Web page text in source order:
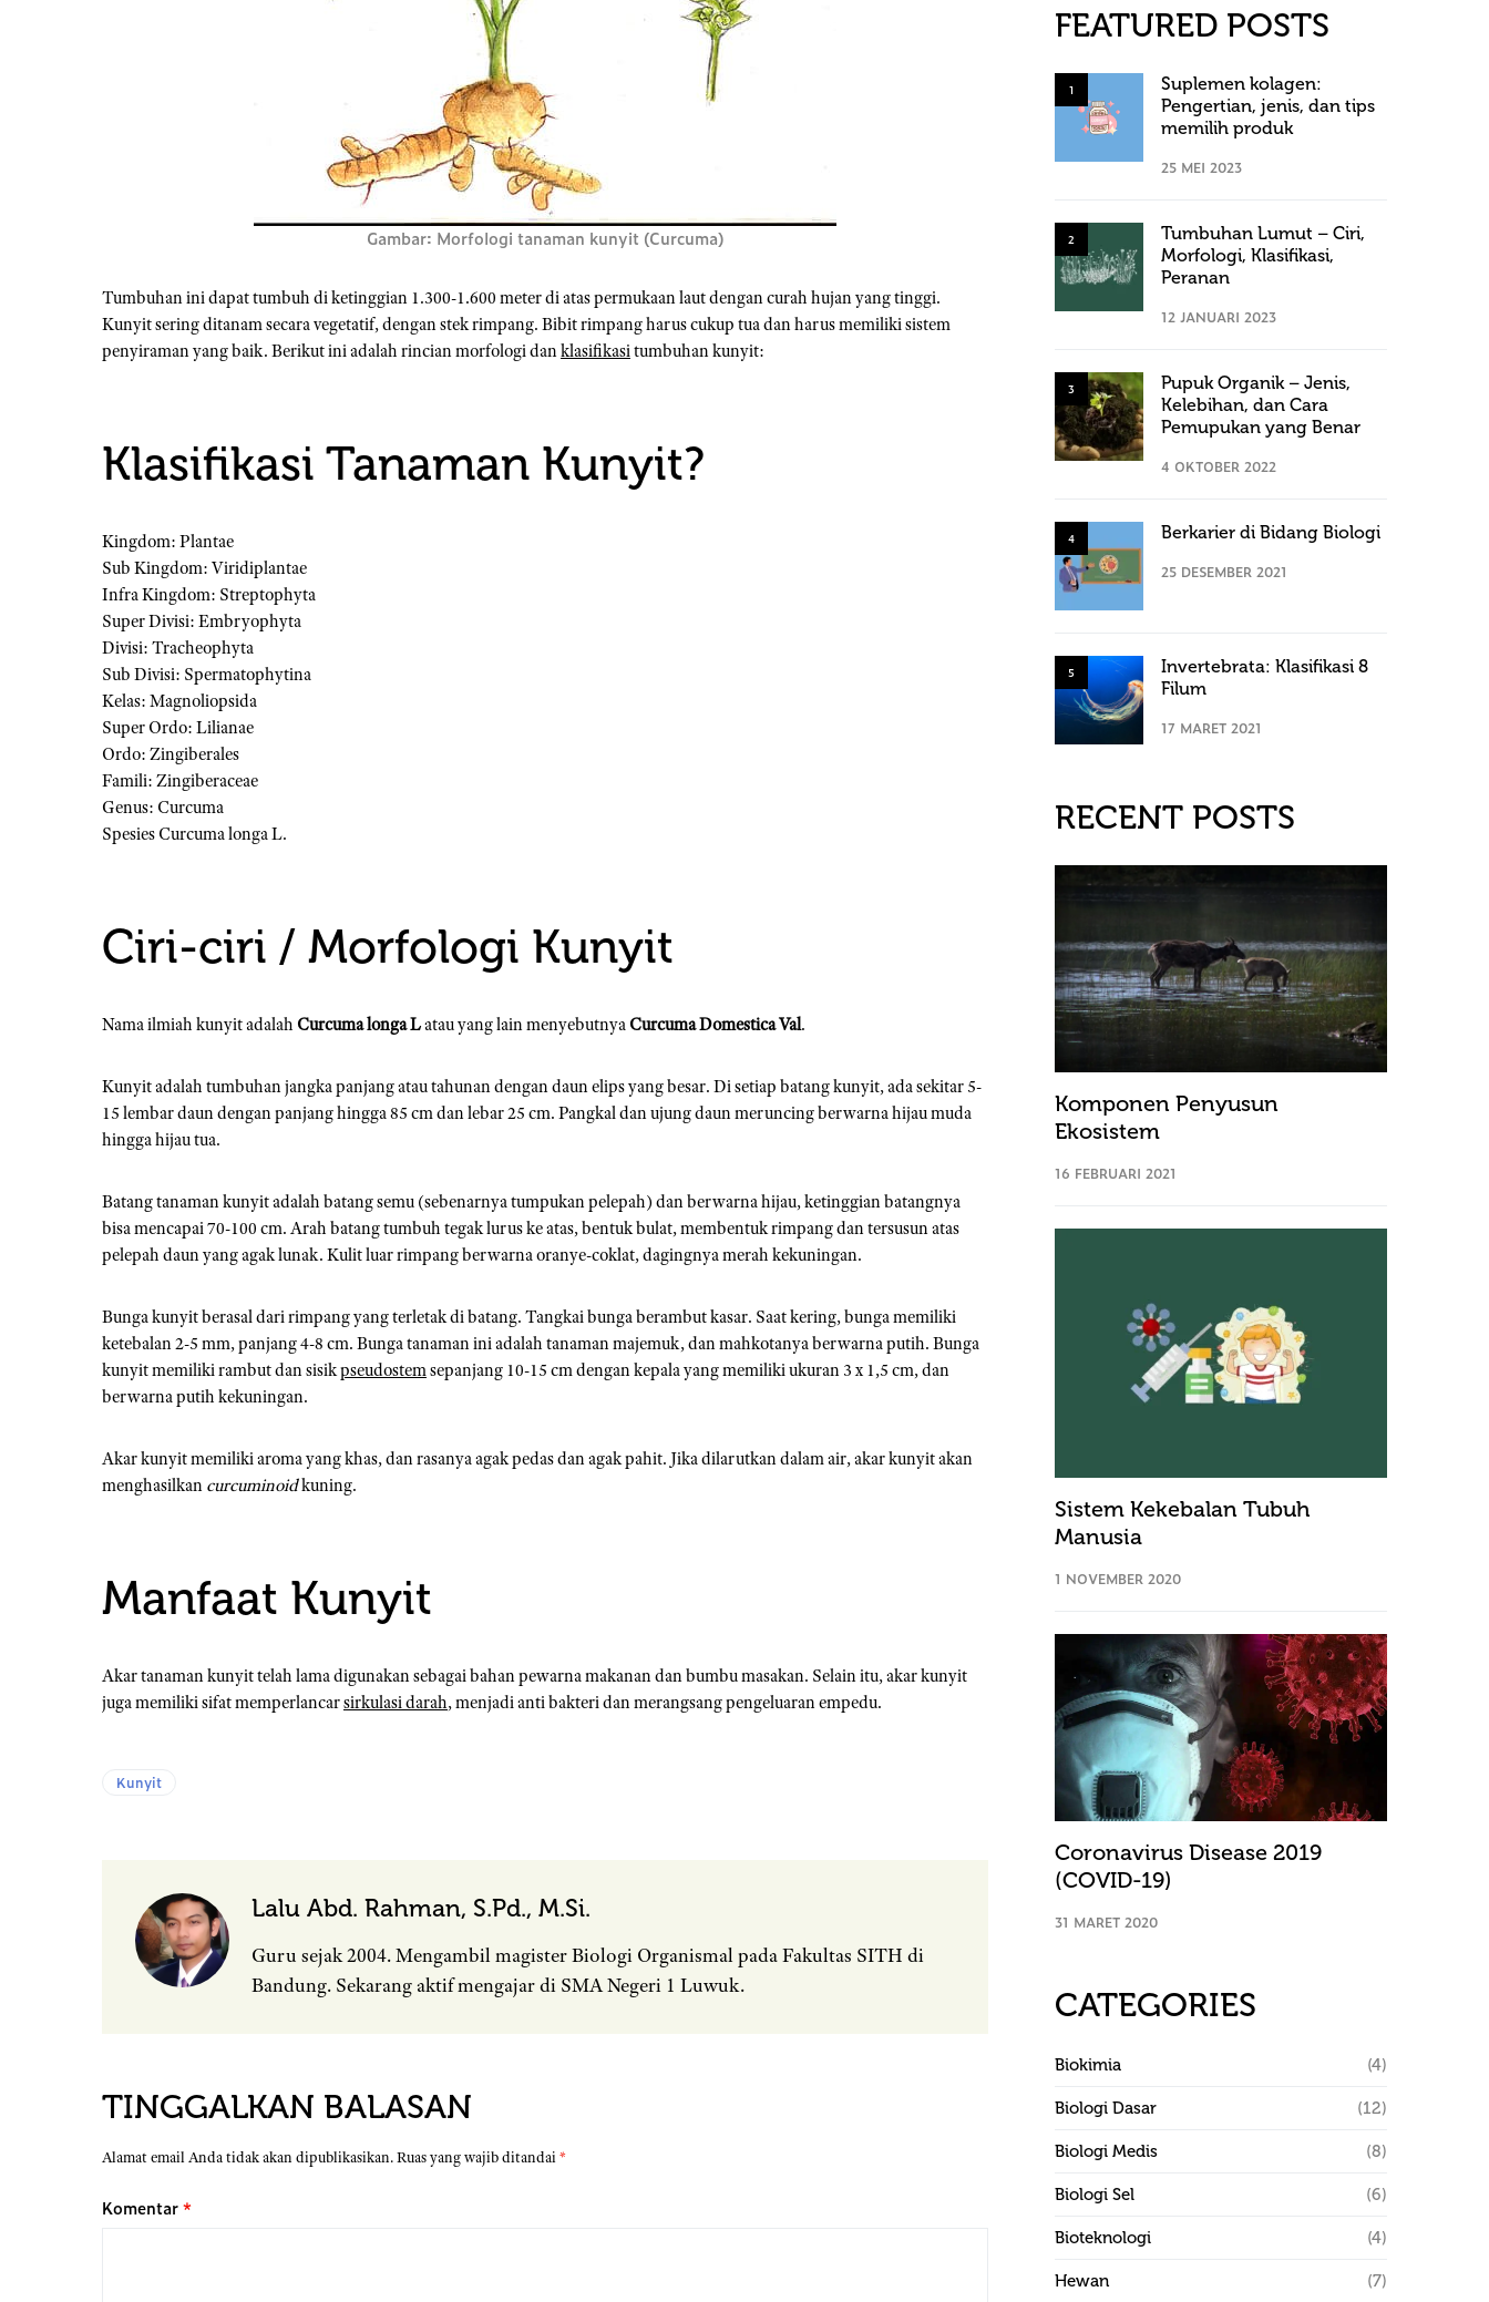
Gambar: Morfologi tanaman kunyit (Curcuma)
Tumbuhan ini dapat tumbuh di ketinggian 1.300-1.600 meter di atas permukaan laut dengan curah hujan yang tinggi.
Kunyit sering ditanam secara vegetatif, dengan stek rimpang. Bibit rimpang harus cukup tua dan harus memiliki sistem
penyiraman yang baik. Berikut ini adalah rincian morfologi danklasifikasitumbuhan kunyit:
Klasifikasi Tanaman Kunyit?
Kingdom: Plantae
Sub Kingdom: Viridiplantae
Infra Kingdom: Streptophyta
Super Divisi: Embryophyta
Divisi: Tracheophyta
Sub Divisi: Spermatophytina
Kelas: Magnoliopsida
Super Ordo: Lilianae
Ordo: Zingiberales
Famili: Zingiberaceae
Genus: Curcuma
Spesies Curcuma longa L.
Ciri-ciri / Morfologi Kunyit
Nama ilmiah kunyit adalah Curcuma longa Latau yang lain menyebutnya Curcuma Domestica Val.
Kunyit adalah tumbuhan jangka panjang atau tahunan dengan daun elips yang besar. Di setiap batang kunyit, ada sekitar 5-
15 lembar daun dengan panjang hingga 85 cm dan lebar 25 cm. Pangkal dan ujung daun meruncing berwarna hijau muda
hingga hijau tua.
Batang tanaman kunyit adalah batang semu (sebenarnya tumpukan pelepah) dan berwarna hijau, ketinggian batangnya
bisa mencapai 70-100 cm. Arah batang tumbuh tegak lurus ke atas, bentuk bulat, membentuk rimpang dan tersusun atas
pelepah daun yang agak lunak. Kulit luar rimpang berwarna oranye-coklat, dagingnya merah kekuningan.
Bunga kunyit berasal dari rimpang yang terletak di batang. Tangkai bunga berambut kasar. Saat kering, bunga memiliki
ketebalan 2-5 mm, panjang 4-8 cm. Bunga tanaman ini adalah tanaman majemuk, dan mahkotanya berwarna putih. Bunga
kunyit memiliki rambut dan sisikpseudostemsepanjang 10-15 cm dengan kepala yang memiliki ukuran 3 x 1,5 cm, dan
berwarna putih kekuningan.
Akar kunyit memiliki aroma yang khas, dan rasanya agak pedas dan agak pahit. Jika dilarutkan dalam air, akar kunyit akan
menghasilkan curcuminoidkuning.
Manfaat Kunyit
Akar tanaman kunyit telah lama digunakan sebagai bahan pewarna makanan dan bumbu masakan. Selain itu, akar kunyit
juga memiliki sifat memperlancarsirkulasi darah, menjadi anti bakteri dan merangsang pengeluaran empedu.
Kunyit
Lalu Abd. Rahman, S.Pd., M.Si.
Guru sejak 2004. Mengambil magister Biologi Organismal pada Fakultas SITH di
Bandung. Sekarang aktif mengajar di SMA Negeri 1 Luwuk.
TINGGALKAN BALASAN
Alamat email Anda tidak akan dipublikasikan.Ruas yang wajib ditandai*
Komentar*
FEATURED POSTS
1
Suplemen kolagen:
Pengertian, jenis, dan tips
memilih produk
25 MEI 2023
2
Tumbuhan Lumut – Ciri,
Morfologi, Klasifikasi,
Peranan
12 JANUARI 2023
3
Pupuk Organik – Jenis,
Kelebihan, dan Cara
Pemupukan yang Benar
4 OKTOBER 2022
4 Berkarier di Bidang Biologi
25 DESEMBER 2021
5
Invertebrata: Klasifikasi 8
Filum
17 MARET 2021
RECENT POSTS
Komponen Penyusun
Ekosistem
16 FEBRUARI 2021
Sistem Kekebalan Tubuh
Manusia
1 NOVEMBER 2020
Coronavirus Disease 2019
(COVID-19)
31 MARET 2020
CATEGORIES
Biokimia (4)
Biologi Dasar (12)
Biologi Medis (8)
Biologi Sel (6)
Bioteknologi (4)
Hewan (7)